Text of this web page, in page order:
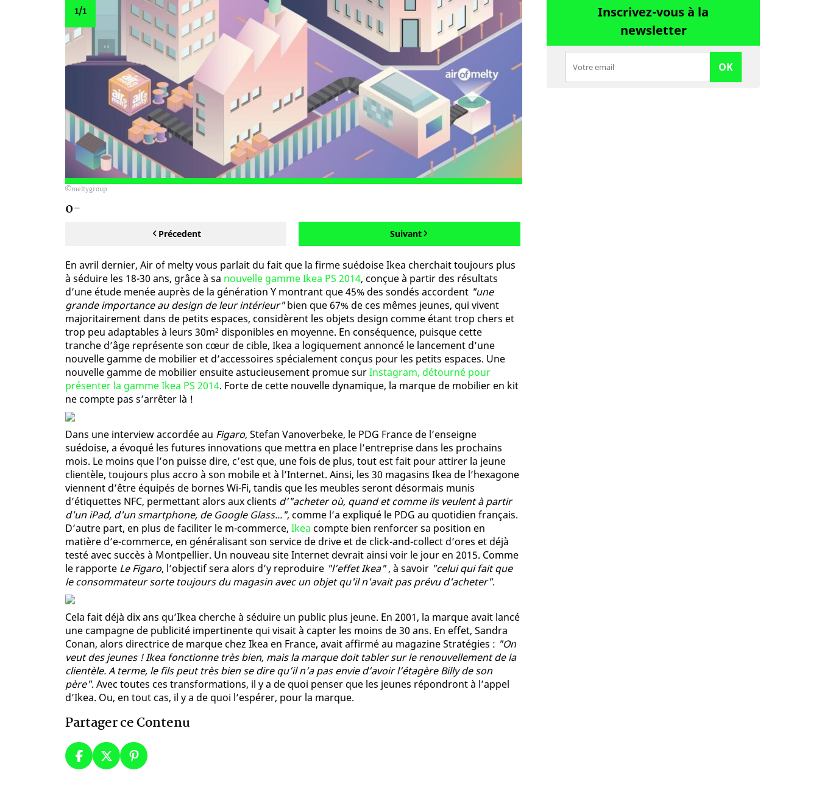
meltygroup
1/1
0-
Précedent Suivant
En avril dernier, Air of melty vous parlait du fait que la firme suédoise Ikea cherchait toujours plus
à séduire les 18-30 ans, grâce à sa nouvelle gamme Ikea PS 2014, conçue à partir des résultats
d’une étude menée auprès de la génération Y montrant que 45% des sondés accordent "une
grande importance au design de leur intérieur"bien que 67% de ces mêmes jeunes, qui vivent
majoritairement dans de petits espaces, considèrent les objets design comme étant trop chers et
trop peu adaptables à leurs 30m² disponibles en moyenne. En conséquence, puisque cette
tranche d’âge représente son cœur de cible, Ikea a logiquement annoncé le lancement d’une
nouvelle gamme de mobilier et d’accessoires spécialement conçus pour les petits espaces. Une
nouvelle gamme de mobilier ensuite astucieusement promue surInstagram, détourné pour
présenter la gamme Ikea PS 2014. Forte de cette nouvelle dynamique, la marque de mobilier en kit
ne compte pas s’arrêter là !
Dans une interview accordée au Figaro, Stefan Vanoverbeke, le PDG France de l’enseigne
suédoise, a évoqué les futures innovations que mettra en place l’entreprise dans les prochains
mois. Le moins que l’on puisse dire, c’est que, une fois de plus, tout est fait pour attirer la jeune
clientèle, toujours plus accro à son mobile et à l’Internet. Ainsi, les 30 magasins Ikea de l’hexagone
viennent d’être équipés de bornes Wi-Fi, tandis que les meubles seront désormais munis
d’étiquettes NFC, permettant alors aux clients d’"acheter où, quand et comme ils veulent à partir
d'un iPad, d'un smartphone, de Google Glass...", comme l’a expliqué le PDG au quotidien français.
D’autre part, en plus de faciliter le m-commerce, Ikea compte bien renforcer sa position en
matière d’e-commerce, en généralisant son service de drive et de click-and-collect d’ores et déjà
testé avec succès à Montpellier. Un nouveau site Internet devrait ainsi voir le jour en 2015. Comme
le rapporte Le Figaro, l’objectif sera alors d’y reproduire "l’effet Ikea", à savoir "celui qui fait que
le consommateur sorte toujours du magasin avec un objet qu'il n'avait pas prévu d'acheter".
Cela fait déjà dix ans qu’Ikea cherche à séduire un public plus jeune. En 2001, la marque avait lancé
une campagne de publicité impertinente qui visait à capter les moins de 30 ans. En effet, Sandra
Conan, alors directrice de marque chez Ikea en France, avait affirmé au magazine Stratégies : "On
veut des jeunes ! Ikea fonctionne très bien, mais la marque doit tabler sur le renouvellement de la
clientèle. A terme, le fils peut très bien se dire qu’il n’a pas envie d’avoir l’étagère Billy de son
père". Avec toutes ces transformations, il y a de quoi penser que les jeunes répondront à l’appel
d’Ikea. Ou, en tout cas, il y a de quoi l’espérer, pour la marque.
Partager ce Contenu
Inscrivez-vous à la
newsletter
OK